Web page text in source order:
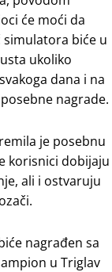
će moći da
simulatora biće u
ukoliko
dana i na
nagrade.
je posebnu
korisnici dobijaju
ali i ostvaruju
nagrađen sa
u Triglav